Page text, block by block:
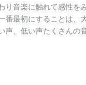
り音楽に触れて感性を
番最初にすることは、
声、低い声たくさんの